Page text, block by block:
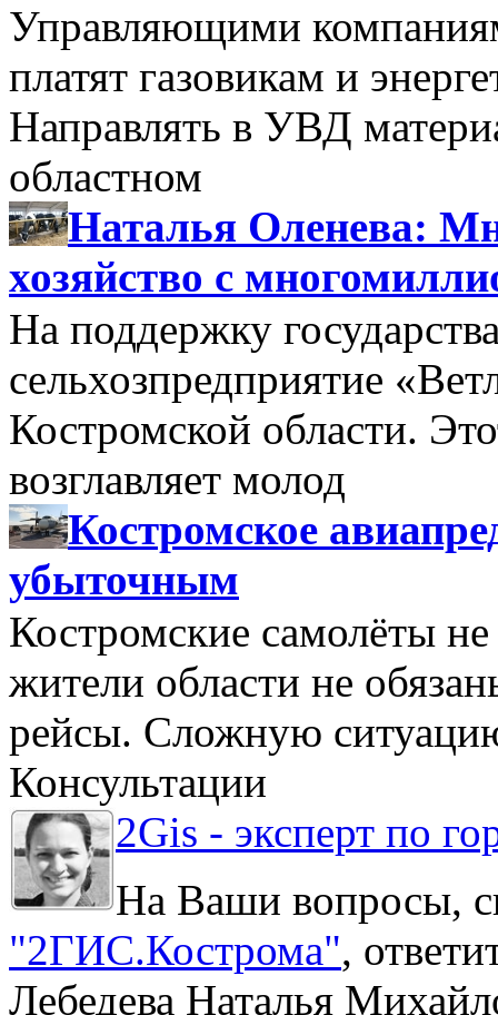
Управляющими
платят газовикам и
Направлять в УВД
областном
Наталья Оленева:
хозяйство с
На поддержку
сельхозпредприятие
Костромской области.
возглавляет молод
Костромское
убыточным
Костромские самолёты
жители области не
рейсы. Сложную
Консультации
2Gis - эксперт по
На Ваши вопросы,
"2ГИС.Кострома",
Лебедева Наталья